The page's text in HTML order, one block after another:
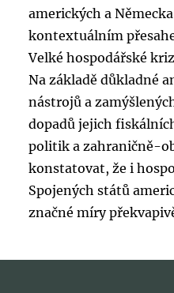
amerických a
kontextuálním
Velké hospodářské
Na základě důkladné
nástrojů a
dopadů jejich
politik a zahraničně-
konstatovat, že i
Spojených států
značné míry